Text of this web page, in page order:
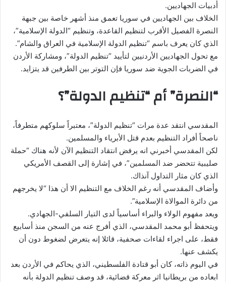
أدبيات الجهاديين.
الخلاف بين الجهاديين في سوريا تعمق منذ أشهر خاصة بين جبهة
النصرة الفصيل الأقرب لتنظيم القاعدة، وتنظيم “الدولة الإسلامية”،
الذي كان يعرف باسم “تنظيم الدولة الإسلامية في العراق والشام”.
مع تحول الجهاديين الأردنيين لتأييد “تنظيم الدولة”، ومشاركة الأردن
في الضربات الجوية ضد سوريا فإن التوتر بين الطرفين قد يتزايد.
“النصرة” أم “تنظيم الدولة”؟
المقدسي انتقد عدة مرات “تنظيم الدولة”، معتبراً سلوكهم متطرفاً،
ناصحاً أفراد التنظيم بعدم قتل الأبرياء والمسلمين.
لكن المقدسي أخبرني انه يرفض انتقاد التنظيم الآن لأنه هناك “حملة
صليبية تتحضر ضد المسلمين”، في إشارة إلى القصف الأمريكي
الذي كان مثار التداول آنذاك.
وأضاف المقدسي أنه رغم الخلاف مع التنظيم الا أن هذا “لا يخرجهم
من دائرة الموالاة الإسلامية”.
ويعد مفهوم الولاء والبراء أساسياً لدى التيار السلفي-الجهادي.
ويتحفظ أبو محمد المقدسي، الذي أفرج عنه من السجن منذ أسابيع
فقط، على اجراء لقاءات صحفية، قائلا إنه يتعرض لضغوط دون أن
يكشف عنها.
في اليوم ذاته، كان أبو قتادة الفلسطيني، الذي يحاكم في الأردن بعد
ابعاده من بريطانيا اثر معركة قضائية، قد وصف تنظيم الدولة بأنه